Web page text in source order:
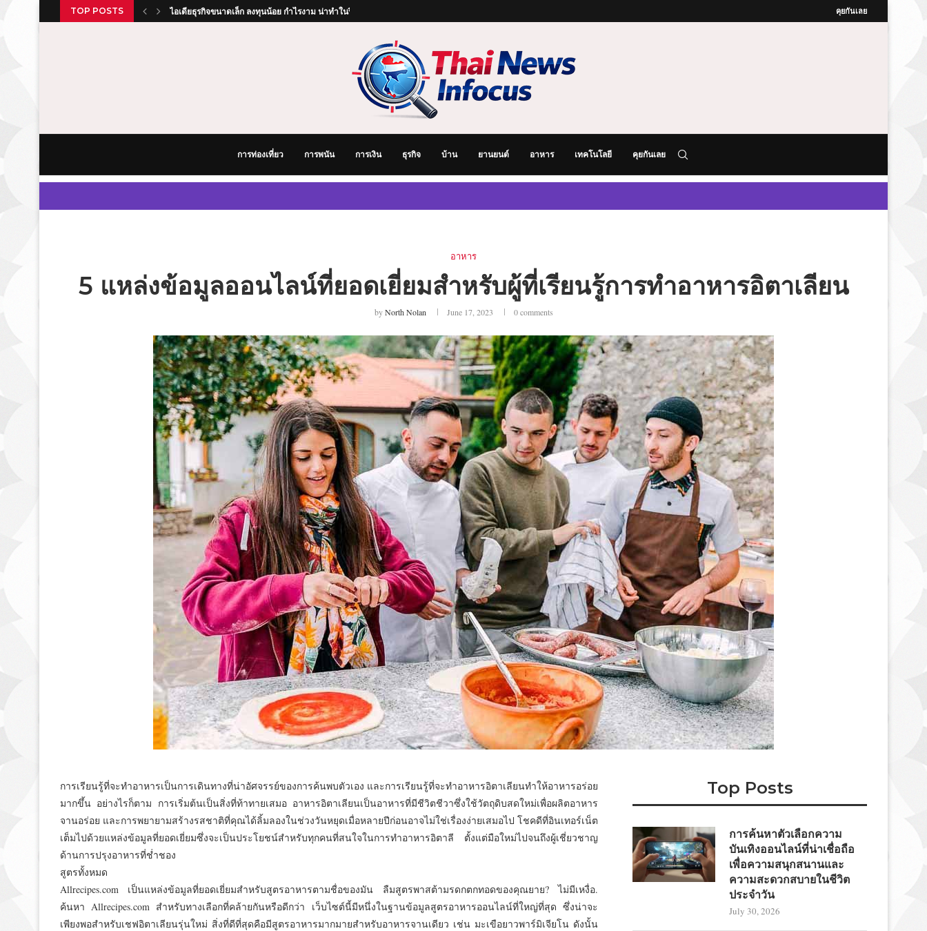
TOP POSTS ไอเดียธุรกิจขนาดเล็ก ลงทุนน้อย กำไรงาม น่าทำในปีนี้ คุยกันเลย
การท่องเที่ยว การพนัน การเงิน ธุรกิจ บ้าน ยานยนต์ อาหาร เทคโนโลยี คุยกันเลย
อาหาร
5 แหล่งข้อมูลออนไลน์ที่ยอดเยี่ยมสำหรับผู้ที่เรียนรู้การทำอาหารอิตาเลียน
byNorth Nolan June 17, 2023 0 comments
การเรียนรู้ที่จะทำอาหารเป็นการเดินทางที่น่าอัศจรรย์ของการค้นพบตัวเอง และการเรียนรู้ที่จะทำอาหารอิตาเลียนทำให้อาหารอร่อย
มากขึ้น อย่างไรก็ตาม การเริ่มต้นเป็นสิ่งที่ท้าทายเสมอ อาหารอิตาเลียนเป็นอาหารที่มีชีวิตชีวาซึ่งใช้วัตถุดิบสดใหม่เพื่อผลิตอาหาร
จานอร่อย และการพยายามสร้างรสชาติที่คุณได้ลิ้มลองในช่วงวันหยุดเมื่อหลายปีก่อนอาจไม่ใช่เรื่องง่ายเสมอไป โชคดีที่อินเทอร์เน็ต
เต็มไปด้วยแหล่งข้อมูลที่ยอดเยี่ยมซึ่งจะเป็นประโยชน์สำหรับทุกคนที่สนใจในการทำอาหารอิตาลี ตั้งแต่มือใหม่ไปจนถึงผู้เชี่ยวชาญ
ด้านการปรุงอาหารที่ช่ำชอง
สูตรทั้งหมด
Allrecipes.com เป็นแหล่งข้อมูลที่ยอดเยี่ยมสำหรับสูตรอาหารตามชื่อของมัน ลืมสูตรพาสต้ามรดกตกทอดของคุณยาย? ไม่มีเหงื่อ.
ค้นหา Allrecipes.com สำหรับทางเลือกที่คล้ายกันหรือดีกว่า เว็บไซต์นี้มีหนึ่งในฐานข้อมูลสูตรอาหารออนไลน์ที่ใหญ่ที่สุด ซึ่งน่าจะ
เพียงพอสำหรับเชฟอิตาเลียนรุ่นใหม่ สิ่งที่ดีที่สุดคือมีสูตรอาหารมากมายสำหรับอาหารจานเดียว เช่น มะเขือยาวพาร์มิเจียโน ดังนั้น
Top Posts
การค้นหาตัวเลือกความ
บันเทิงออนไลน์ที่น่าเชื่อถือ
เพื่อความสนุกสนานและ
ความสะดวกสบายในชีวิต
ประจำวัน
July 30, 2026